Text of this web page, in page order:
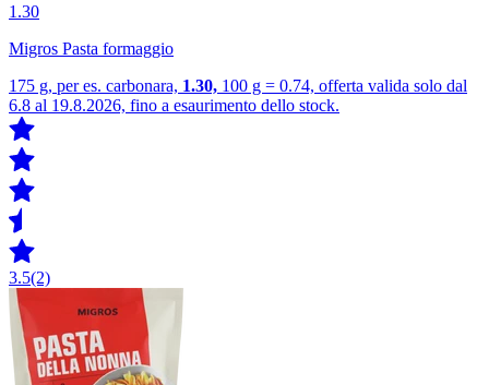
1.30
Migros Pasta formaggio
175 g, per es. carbonara, 1.30, 100 g = 0.74, offerta valida solo dal
6.8 al 19.8.2026, fino a esaurimento dello stock.
3.5(2)